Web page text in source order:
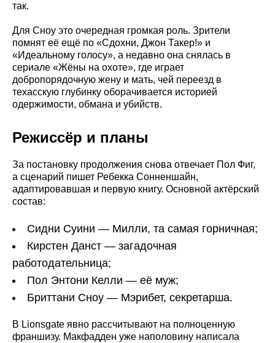
так.
Для Сноу это очередная громкая роль. Зрители
помнят её ещё по «Сдохни, Джон Такер!» и
«Идеальному голосу», а недавно она снялась в
сериале «Жёны на охоте», где играет
добропорядочную жену и мать, чей переезд в
техасскую глубинку оборачивается историей
одержимости, обмана и убийств.
Режиссёр и планы
За постановку продолжения снова отвечает Пол Фиг,
а сценарий пишет Ребекка Сонненшайн,
адаптировавшая и первую книгу. Основной актёрский
состав:
Сидни Суини — Милли, та самая горничная;
Кирстен Данст — загадочная
работодательница;
Пол Энтони Келли — её муж;
Бриттани Сноу — Мэрибет, секретарша.
В Lionsgate явно рассчитывают на полноценную
франшизу. Макфадден уже наполовину написала